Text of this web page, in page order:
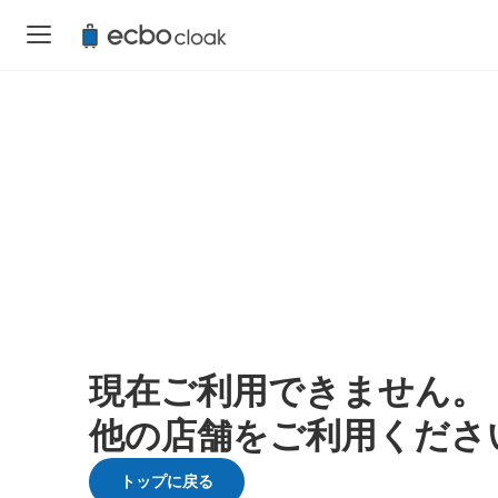
現在ご利用できません。
他の店舗をご利用くださ
トップに戻る